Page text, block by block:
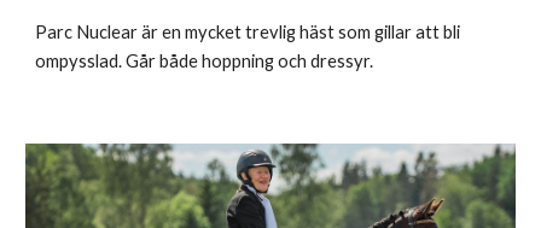
Parc Nuclear är en mycket trevlig häst som gillar att bli
ompysslad. Går både hoppning och dressyr.